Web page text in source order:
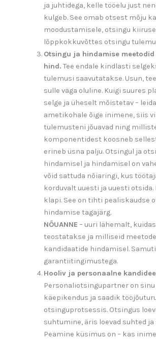
ja juhtidega, kelle tööelu just
kulgeb. See omab otsest mõju
moodustamisele, otsingu
lõppkokkuvõttes otsingu
Otsingu ja hindamise
hind. Tee endale kindlasti
tulemusi saavutatakse. Usun,
sulle väga oluline. Kuigi suures
selge ja üheselt mõistetav –
ametikohale õige inimene, siis
tulemusteni jõuavad ning
komponentidest koosneb
erineb üsna palju. Otsingul ja
hindamisel ja hindamisel on
võid sattuda nõiaringi, kus
korduvalt uuesti ja uuesti
klapi. See on tihti pealiskaudse
hindamise tagajärg.
NÕUANNE – uuri lähemalt,
teostatakse ja milliseid
kandidaatide hindamisel.
garantiitingimustega.
Hooliv ja personaalne
Personaliotsingupartner on
käepikendus ja saadik
otsinguprotsessis. Otsingus
suhtumine, äris loevad suhted
Peamine küsimus on – kas